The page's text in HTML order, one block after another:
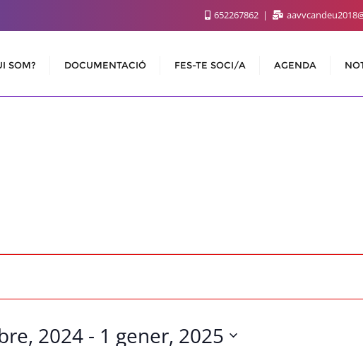
652267862
SOM? DOCUMENTACIÓ FES-TE SOCI/A AGENDA
2024 - 1 gener, 2025